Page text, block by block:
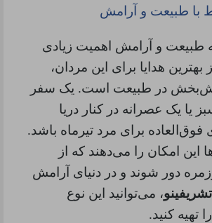
با طبیعت و آرامش
طبیعت و آرامش اهمیت زیادی
هدایا برای این مردان،
در طبیعت است. یک سفر
یا یک عصرانه در کنار دریا
فوق‌العاده برای مرد تیرماه باشد.
این امکان را می‌دهند که از
دور شوند و در دنیای آرامش
تشریفینو، می‌توانید این نوع
تهیه کنید.